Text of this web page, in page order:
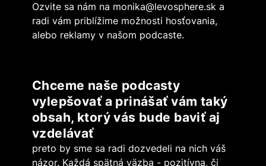
Ozvite sa nám na monika@levosphere.sk a
radi vám priblížime možnosti hosťovania,
alebo reklamy v našom podcaste.
Chceme naše podcasty
vylepšovať a prinášať vám taký
obsah, ktorý vás bude baviť aj
vzdelávať
preto by sme sa radi dozvedeli na nich váš
názor. Každá spätná väzba - pozitívna, či